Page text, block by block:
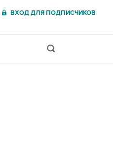
ВХОД ДЛЯ ПОДПИСЧИКОВ